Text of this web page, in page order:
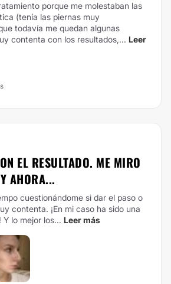
porque me molestaban las
(tenía las piernas muy
todavía me quedan algunas
contenta con los resultados,... Leer
EL RESULTADO. ME MIRO
AHORA...
cuestionándome si dar el paso o
contenta. ¡En mi caso ha sido una
lo mejor los... Leer más